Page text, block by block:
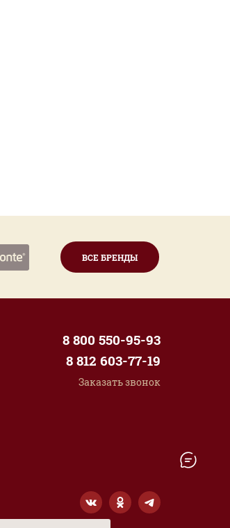
ВСЕ БРЕНДЫ
8 800 550-95-93
8 812 603-77-19
Заказать звонок